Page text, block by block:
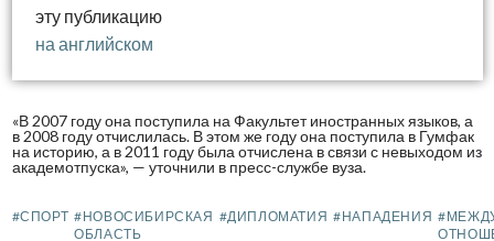
эту публикацию
на английском
«В 2007 году она поступила на Факультет иностранных языков, а
в 2008 году отчислилась. В этом же году она поступила в Гумфак
на историю, а в 2011 году была отчислена в связи с невыходом из
академотпуска», — уточнили в пресс-службе вуза.
#СПОРТ #НОВОСИБИРСКАЯ
ОБЛАСТЬ
#ДИПЛОМАТИЯ #НАПАДЕНИЯ